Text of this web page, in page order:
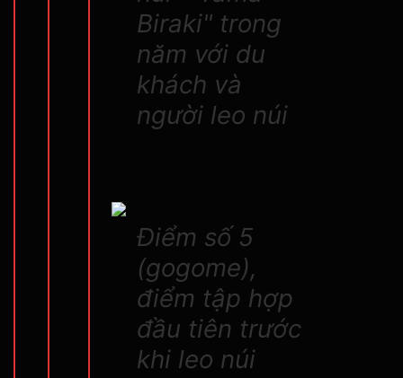
Biraki" trong
năm với du
khách và
người leo núi
Điểm số 5
(gogome),
điểm tập hợp
đầu tiên trước
khi leo núi